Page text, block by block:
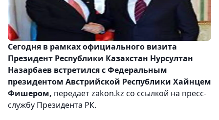
Сегодня в рамках официального визита
Президент Республики Казахстан Нурсултан
Назарбаев встретился с Федеральным
президентом Австрийской Республики Хайнцем
Фишером, передает zakon.kz со ссылкой на пресс-
службу Президента РК.